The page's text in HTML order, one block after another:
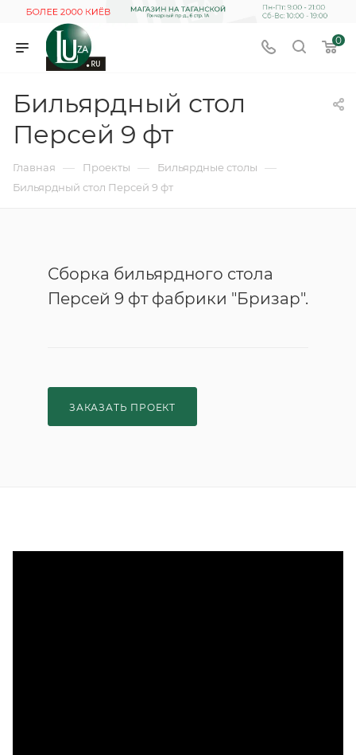
0
Бильярдный стол
Персей 9 фт
Главная — Проекты — Бильярдные столы —
Бильярдный стол Персей 9 фт
Сборка бильярдного стола
Персей 9 фт фабрики "Бризар".
ЗАКАЗАТЬ ПРОЕКТ